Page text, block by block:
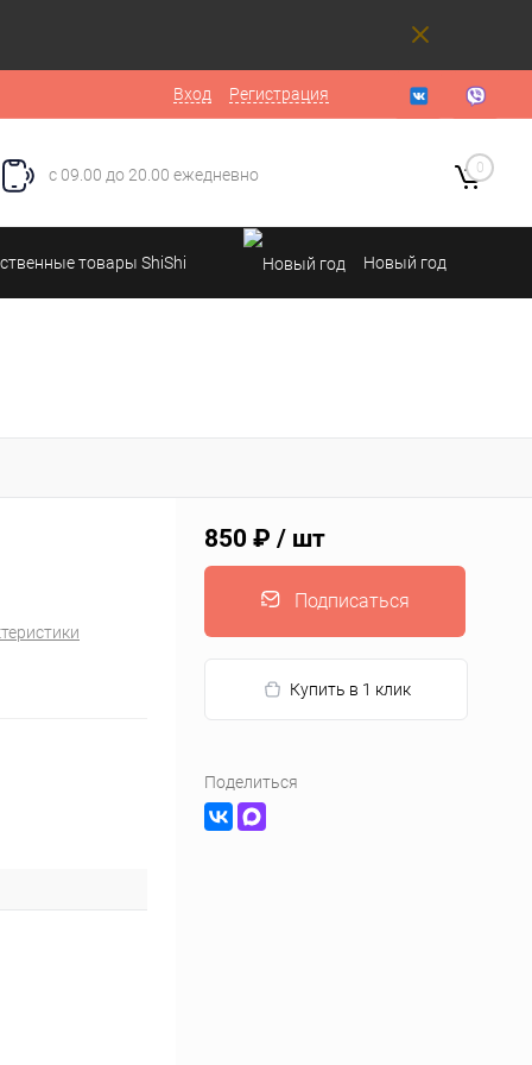
Вход Регистрация
с 09.00 до 20.00 ежедневно 0
товары ShiShi Новый год
850 ₽ / шт
Подписаться
Купить в 1 клик
Поделиться